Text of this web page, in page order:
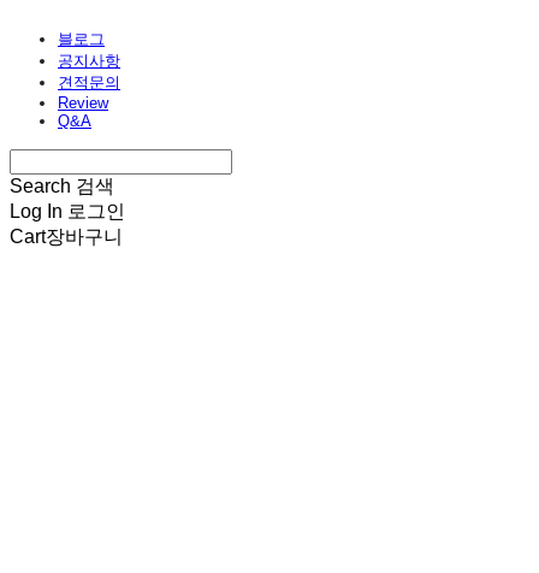
블로그
공지사항
견적문의
Review
Q&A
Search 검색
Log In 로그인
Cart장바구니